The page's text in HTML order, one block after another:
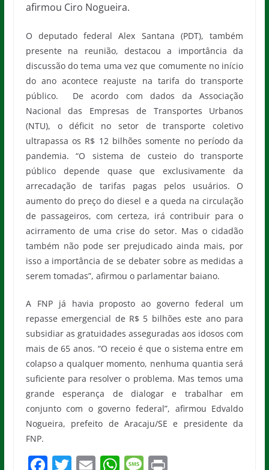
afirmou Ciro Nogueira.
O deputado federal Alex Santana (PDT), também
presente na reunião, destacou a importância da
discussão do tema uma vez que comumente no início
do ano acontece reajuste na tarifa do transporte
público. De acordo com dados da Associação
Nacional das Empresas de Transportes Urbanos
(NTU), o déficit no setor de transporte coletivo
ultrapassa os R$ 12 bilhões somente no período da
pandemia. “O sistema de custeio do transporte
público depende quase que exclusivamente da
arrecadação de tarifas pagas pelos usuários. O
aumento do preço do diesel e a queda na circulação
de passageiros, com certeza, irá contribuir para o
acirramento de uma crise do setor. Mas o cidadão
também não pode ser prejudicado ainda mais, por
isso a importância de se debater sobre as medidas a
serem tomadas”, afirmou o parlamentar baiano.
A FNP já havia proposto ao governo federal um
repasse emergencial de R$ 5 bilhões este ano para
subsidiar as gratuidades asseguradas aos idosos com
mais de 65 anos. “O receio é que o sistema entre em
colapso a qualquer momento, nenhuma quantia será
suficiente para resolver o problema. Mas temos uma
grande esperança de dialogar e trabalhar em
conjunto com o governo federal”, afirmou Edvaldo
Nogueira, prefeito de Aracaju/SE e presidente da
FNP.